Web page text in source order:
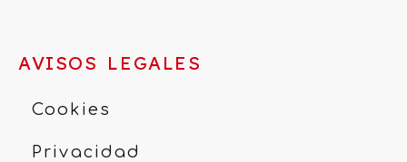
AVISOS LEGALES
Cookies
Privacidad